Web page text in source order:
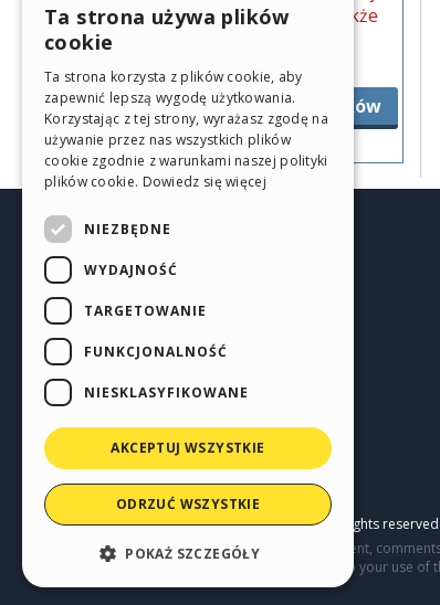
na ten temat? Przejrzyj także
Przejdź do przewodników
Społeczność
Copyright © 2026Incomedia s.r.l.All rights
This site contains user submitted content,
parties in connection with or related to your use
ENGLISH
GERMAN
SPANISH
PORTUGUESE
Ta strona używa plików
cookie
Ta strona korzysta z plików cookie, aby
zapewnić lepszą wygodę użytkowania.
Korzystając z tej strony, wyrażasz zgodę na
używanie przez nas wszystkich plików
cookie zgodnie z warunkami naszej polityki
plików cookie. Dowiedz się więcej
NIEZBĘDNE
WYDAJNOŚĆ
TARGETOWANIE
FUNKCJONALNOŚĆ
NIESKLASYFIKOWANE
AKCEPTUJ WSZYSTKIE
ODRZUĆ WSZYSTKIE
POKAŻ SZCZEGÓŁY